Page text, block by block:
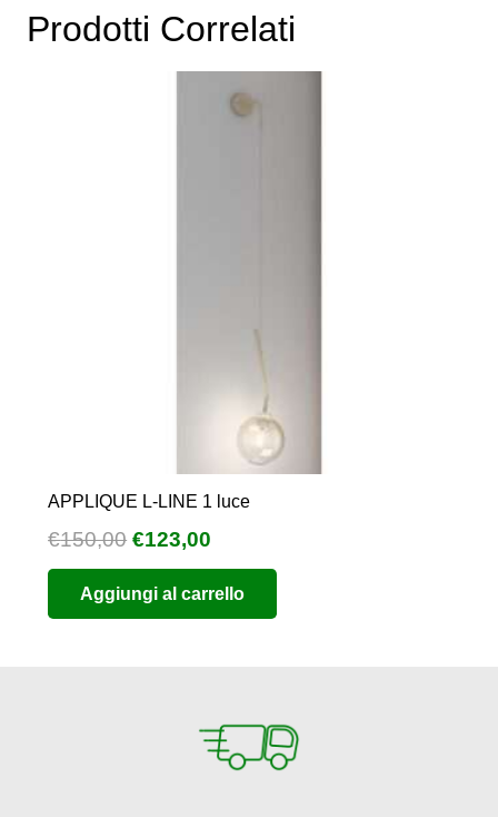
Prodotti Correlati
APPLIQUE L-LINE 1 luce
€150,00 Il
prezzo
originale
era:
€123,00
prezzo
attuale
è:
Aggiungi al carrello